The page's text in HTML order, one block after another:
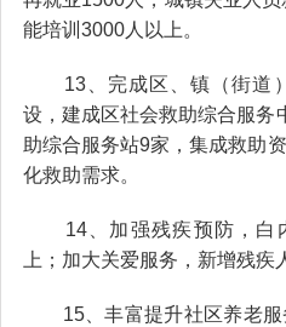
能培训3000人以上。
13、完成区、镇（街道
设，建成区社会救助综合服务
助综合服务站9家，集成救助
化救助需求。
14、加强残疾预防，白
上；加大关爱服务，新增残疾
15、丰富提升社区养老服